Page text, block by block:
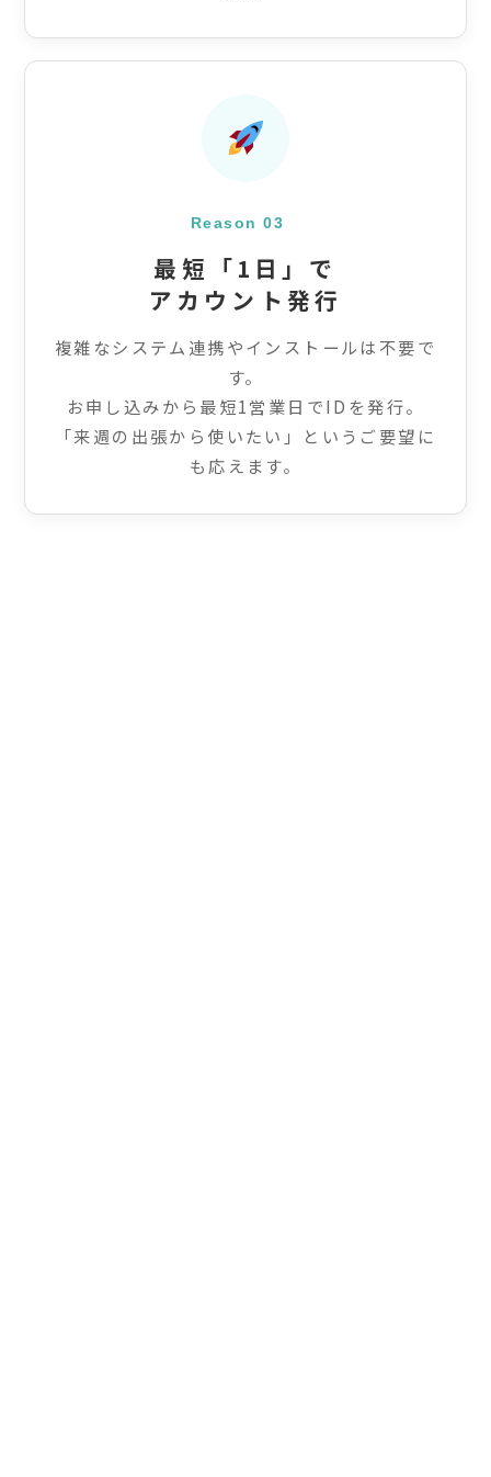
Reason 03
最短「1日」で
アカウント発行
複雑なシステム連携やインストールは不要で
す。
お申し込みから最短1営業日でIDを発行。
「来週の出張から使いたい」というご要望に
も応えます。